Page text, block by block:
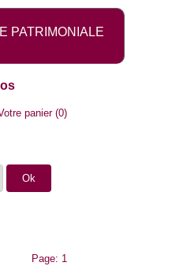
PATRIMONIALE
panier(0)
Page: 1